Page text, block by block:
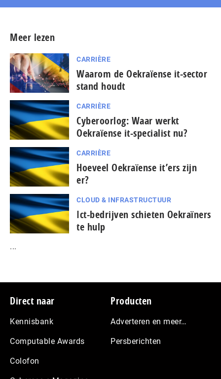
Meer lezen
CARRIÈRE
Waarom de Oekraïense it-sector
stand houdt
CARRIÈRE
Cyberoorlog: Waar werkt
Oekraïense it-specialist nu?
CARRIÈRE
Hoeveel Oekraïense it’ers zijn
er?
CLOUD & INFRASTRUCTUUR
Ict-bedrijven schieten Oekraïners
te hulp
...
Footer
Direct naar
Kennisbank
Computable Awards
Colofon
Producten
Adverteren en meer…
Persberichten